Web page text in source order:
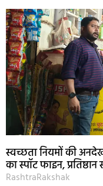
स्वच्छता नियमों की
का स्पॉट फाइन,
RashtraRakshak